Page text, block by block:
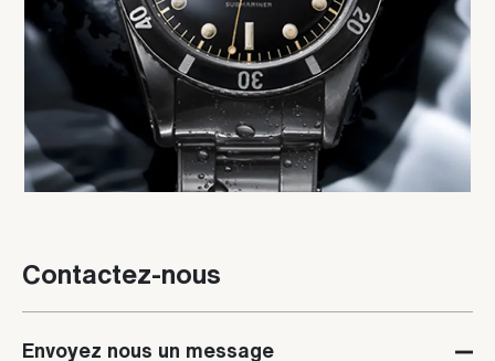
Contactez-nous
Envoyez nous un message